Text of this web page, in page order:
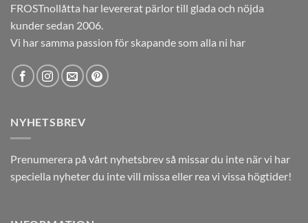
FROSTnollåtta har levererat pärlor till glada och nöjda
kunder sedan 2006.
Vi har samma passion för skapande som alla ni har
NYHETSBREV
Prenumerera på vårt nyhetsbrev så missar du inte när vi har
speciella nyheter du inte vill missa eller rea vi vissa högtider!